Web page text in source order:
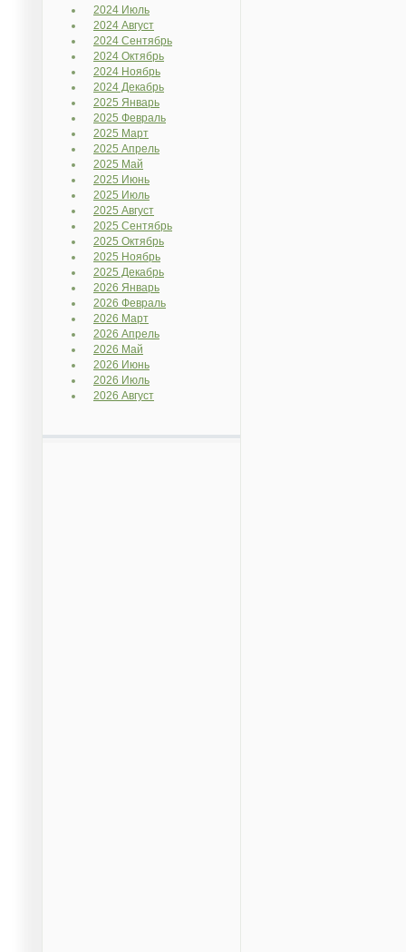
2024 Июль
2024 Август
2024 Сентябрь
2024 Октябрь
2024 Ноябрь
2024 Декабрь
2025 Январь
2025 Февраль
2025 Март
2025 Апрель
2025 Май
2025 Июнь
2025 Июль
2025 Август
2025 Сентябрь
2025 Октябрь
2025 Ноябрь
2025 Декабрь
2026 Январь
2026 Февраль
2026 Март
2026 Апрель
2026 Май
2026 Июнь
2026 Июль
2026 Август